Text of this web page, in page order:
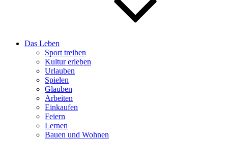
Das Leben
Sport treiben
Kultur erleben
Urlauben
Spielen
Glauben
Arbeiten
Einkaufen
Feiern
Lernen
Bauen und Wohnen